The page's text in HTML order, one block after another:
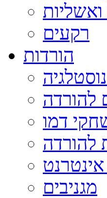
ואשליות
רקעים
הורדות
להורדה
דמו
להורדה
אינטרנט
מגניבים